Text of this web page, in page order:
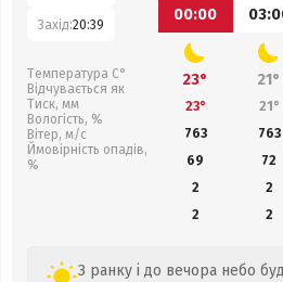
Захід:20:39
Температура С°
Відчувається як
Тиск, мм
Вологість, %
Вітер, м/с
Ймовірність опадів,
%
00:00
23° 21°
23° 21°
763
763
69
72
2
2
2
2
З ранку і до вечора небо